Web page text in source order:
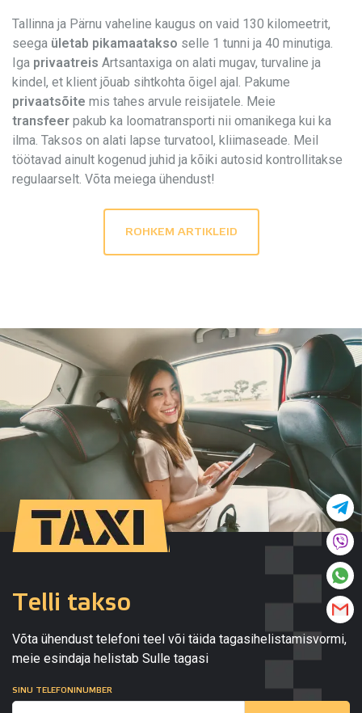
Tallinna ja Pärnu vaheline kaugus on vaid 130 kilomeetrit,
seega ületab pikamaatakso selle 1 tunni ja 40 minutiga.
Iga privaatreis Artsantaxiga on alati mugav, turvaline ja
kindel, et klient jõuab sihtkohta õigel ajal. Pakume
privaatsõite mis tahes arvule reisijatele. Meie
transfeer pakub ka loomatransporti nii omanikega kui ka
ilma. Taksos on alati lapse turvatool, kliimaseade. Meil
töötavad ainult kogenud juhid ja kõiki autosid kontrollitakse
regulaarselt. Võta meiega ühendust!
ROHKEM ARTIKLEID
Telli takso
Võta ühendust telefoni teel või täida tagasihelistamisvormi,
meie esindaja helistab Sulle tagasi
SINU TELEFONINUMBER